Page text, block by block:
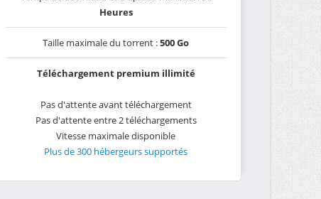
Heures
Taille maximale du torrent :500 Go
Téléchargement premium illimité
Pas d'attente avant téléchargement
Pas d'attente entre 2 téléchargements
Vitesse maximale disponible
Plus de 300 hébergeurs supportés